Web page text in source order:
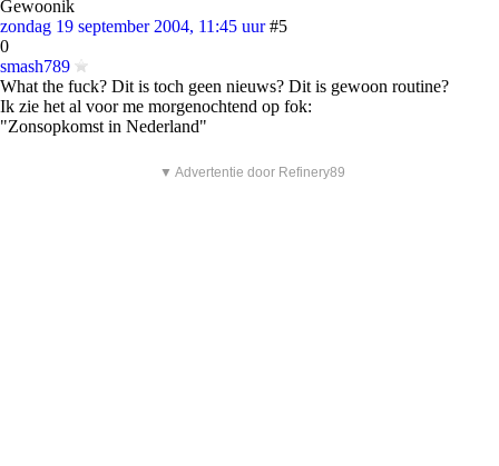
Gewoonik
zondag 19 september 2004, 11:45 uur #5
0
smash789
What the fuck? Dit is toch geen nieuws? Dit is gewoon routine?
Ik zie het al voor me morgenochtend op fok:
"Zonsopkomst in Nederland"
▼ Advertentie door Refinery89